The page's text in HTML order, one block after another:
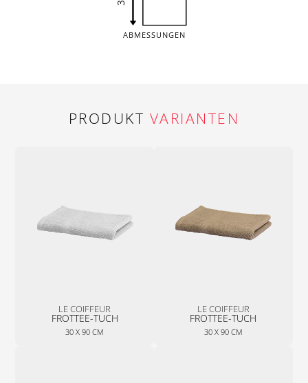
ABMESSUNGEN
PRODUKT VARIANTEN
LE COIFFEUR
FROTTEE-TUCH
30 X 90 CM
LE COIFFEUR
FROTTEE-TUCH
30 X 90 CM